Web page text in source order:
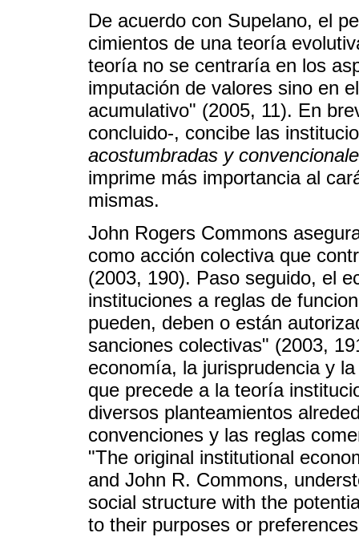
De acuerdo con Supelano, el
cimientos de una teoría
teoría no se centraría en los
imputación de valores sino en
acumulativo" (2005, 11). En
concluido-, concibe las
acostumbradas y
imprime más importancia al
mismas.
John Rogers Commons
como acción colectiva que
(2003, 190). Paso seguido, el
instituciones a reglas de
pueden, deben o están
sanciones colectivas" (2003,
economía, la jurisprudencia y
que precede a la teoría
diversos planteamientos
convenciones y las reglas
"The original institutional
and John R. Commons,
social structure with the
to their purposes or